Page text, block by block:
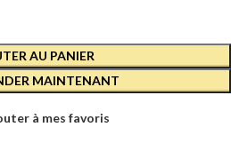
AU PANIER
MAINTENANT
à mes favoris